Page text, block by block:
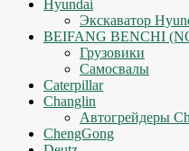
Hyundai
Экскаватор
BEIFANG BENCHI
Грузовики
Самосвалы
Caterpillar
Changlin
Автогрейдеры
ChengGong